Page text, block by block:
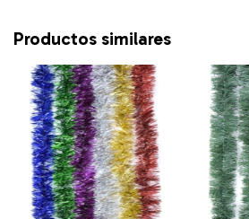
Productos similares